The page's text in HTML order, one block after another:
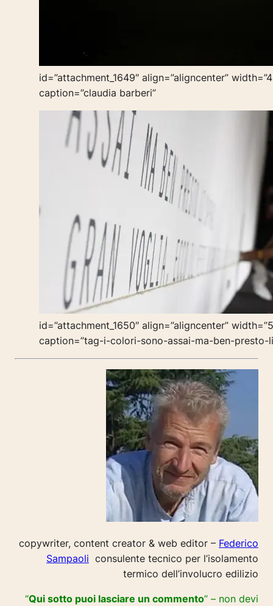
id=”attachment_1649″ align=”aligncenter”
caption=”claudia barberi”
id=”attachment_1650″ align=”aligncenter”
caption=”tag-i-colori-sono-assai-ma-ben-presto-
copywriter, content creator & web editor – Federico
Sampaoli consulente tecnico per l’isolamento
termico dell’involucro edilizio
“Qui sotto puoi lasciare un commento” – non devi